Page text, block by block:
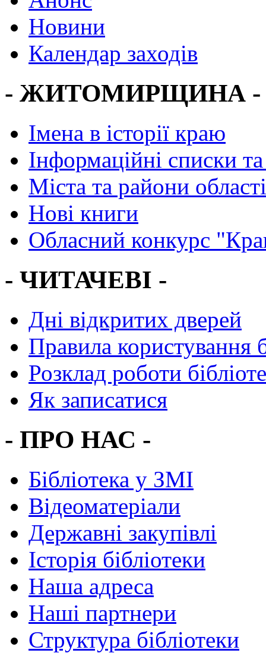
Новини
Календар заходів
- ЖИТОМИРЩИНА -
Імена в історії краю
Інформаційні списки
Міста та райони області
Нові книги
Обласний конкурс
- ЧИТАЧЕВІ -
Дні відкритих дверей
Правила користування
Розклад роботи
Як записатися
- ПРО НАС -
Бібліотека у ЗМІ
Відеоматеріали
Державні закупівлі
Історія бібліотеки
Наша адреса
Наші партнери
Структура бібліотеки